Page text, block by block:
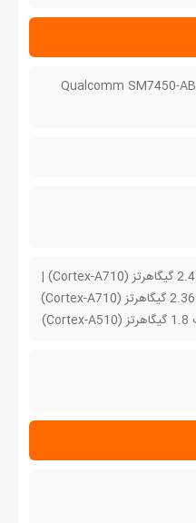
Qualcomm SM7450-
1 هسته با سرعت 2.4 گیگاهرتز (Cortex-A710) |
3 هسته با سرعت 2.36 گیگاهرتز (Cortex-A710)